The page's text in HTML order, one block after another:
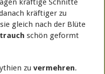
kräftige Schnitte
kräftiger zu
gleich nach der Blüte
schön geformt
zuvermehren.